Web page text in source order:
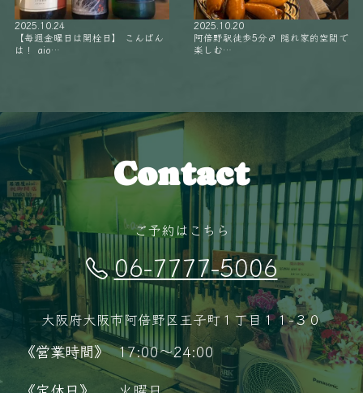
2025.10.24
【毎週金曜日は開栓日】 こんばん
は！ aio…
2025.10.20
阿倍野駅徒歩5分‍♂️ 隠れ家的空間で
楽しむ…
Contact
ご予約はこちら
06-7777-5006
大阪府大阪市阿倍野区王子町１丁目１１−３０
《営業時間》 17:00～24:00